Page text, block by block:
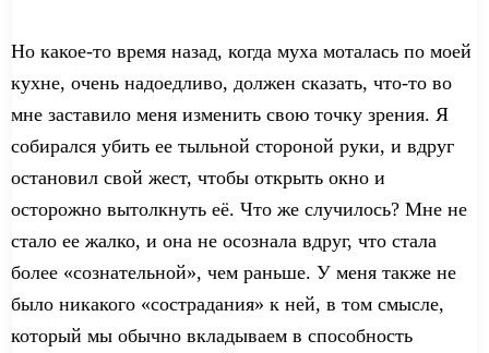
Но какое-то время назад, когда муха моталась по моей
кухне, очень надоедливо, должен сказать, что-то во
мне заставило меня изменить свою точку зрения. Я
собирался убить ее тыльной стороной руки, и вдруг
остановил свой жест, чтобы открыть окно и
осторожно вытолкнуть её. Что же случилось? Мне не
стало ее жалко, и она не осознала вдруг, что стала
более «сознательной», чем раньше. У меня также не
было никакого «сострадания» к ней, в том смысле,
который мы обычно вкладываем в способность